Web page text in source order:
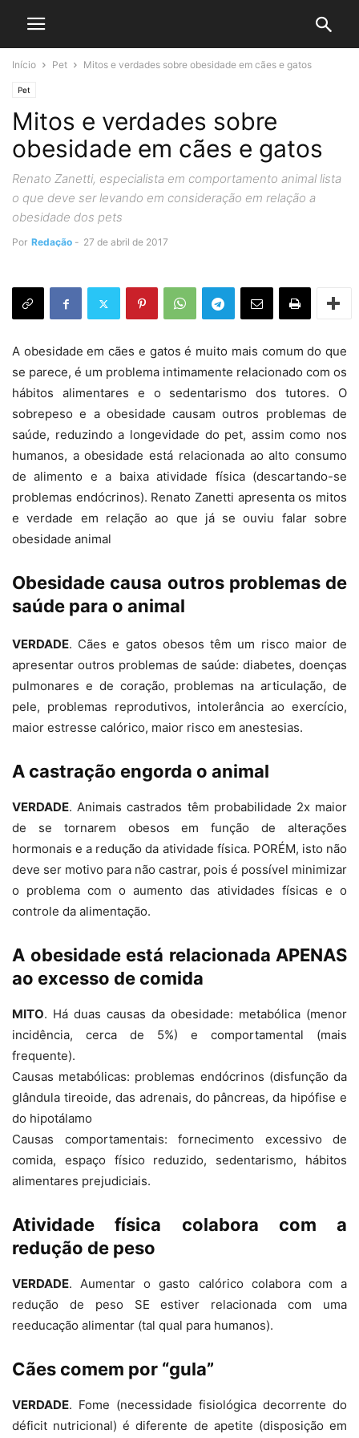
Início Pet Mitos e verdades sobre obesidade em cães e gatos
Pet
Mitos e verdades sobre
obesidade em cães e gatos
Renato Zanetti, especialista em comportamento animal lista
o que deve ser levando em consideração em relação a
obesidade dos pets
Por Redação - 27 de abril de 2017
A obesidade em cães e gatos é muito mais comum do que
se parece, é um problema intimamente relacionado com os
hábitos alimentares e o sedentarismo dos tutores. O
sobrepeso e a obesidade causam outros problemas de
saúde, reduzindo a longevidade do pet, assim como nos
humanos, a obesidade está relacionada ao alto consumo
de alimento e a baixa atividade física (descartando-se
problemas endócrinos). Renato Zanetti apresenta os mitos
e verdade em relação ao que já se ouviu falar sobre
obesidade animal
Obesidade causa outros problemas de
saúde para o animal
VERDADE. Cães e gatos obesos têm um risco maior de
apresentar outros problemas de saúde: diabetes, doenças
pulmonares e de coração, problemas na articulação, de
pele, problemas reprodutivos, intolerância ao exercício,
maior estresse calórico, maior risco em anestesias.
A castração engorda o animal
VERDADE. Animais castrados têm probabilidade 2x maior
de se tornarem obesos em função de alterações
hormonais e a redução da atividade física. PORÉM, isto não
deve ser motivo para não castrar, pois é possível minimizar
o problema com o aumento das atividades físicas e o
controle da alimentação.
A obesidade está relacionada APENAS
ao excesso de comida
MITO. Há duas causas da obesidade: metabólica (menor
incidência, cerca de 5%) e comportamental (mais
frequente).
Causas metabólicas: problemas endócrinos (disfunção da
glândula tireoide, das adrenais, do pâncreas, da hipófise e
do hipotálamo
Causas comportamentais: fornecimento excessivo de
comida, espaço físico reduzido, sedentarismo, hábitos
alimentares prejudiciais.
Atividade física colabora com a
redução de peso
VERDADE. Aumentar o gasto calórico colabora com a
redução de peso SE estiver relacionada com uma
reeducação alimentar (tal qual para humanos).
Cães comem por “gula”
VERDADE. Fome (necessidade fisiológica decorrente do
déficit nutricional) é diferente de apetite (disposição em